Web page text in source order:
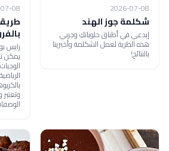
2026-07-08
شكلمة جوز الهند
إبدعي في أطباق حلوياتكِ وجربي
هذه الطرية لعمل الشكلمة وأخبرينا
بالنتائج!
08
رايس
يمكن